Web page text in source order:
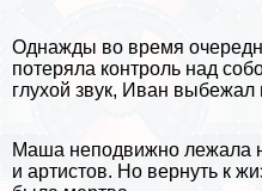
Однажды во время
потеряла контроль над
глухой звук, Иван
Маша неподвижно лежала
и артистов. Но вернуть к